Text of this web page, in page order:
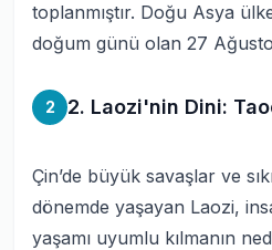
toplanmıştır. Doğu Asya
doğum günü olan 27
2 2. Laozi'nin Dini:
Çin’de büyük savaşlar ve
dönemde yaşayan Laozi,
yaşamı uyumlu kılmanın